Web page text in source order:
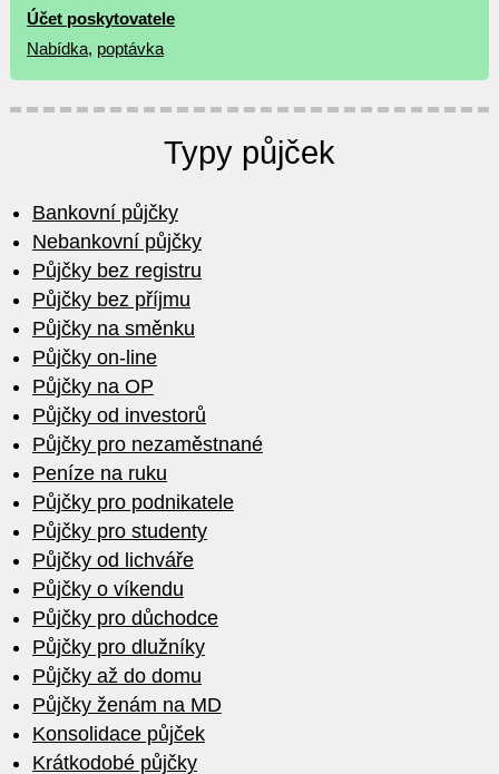
Účet poskytovatele
Nabídka, poptávka
Typy půjček
Bankovní půjčky
Nebankovní půjčky
Půjčky bez registru
Půjčky bez příjmu
Půjčky na směnku
Půjčky on-line
Půjčky na OP
Půjčky od investorů
Půjčky pro nezaměstnané
Peníze na ruku
Půjčky pro podnikatele
Půjčky pro studenty
Půjčky od lichváře
Půjčky o víkendu
Půjčky pro důchodce
Půjčky pro dlužníky
Půjčky až do domu
Půjčky ženám na MD
Konsolidace půjček
Krátkodobé půjčky